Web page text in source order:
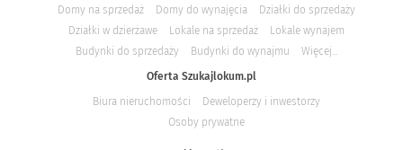
Domy na sprzedaż
Domy do wynajęcia
Działki do sprzedaży
Działki w dzierżawe
Lokale na sprzedaż
Lokale wynajem
Budynki do sprzedaży
Budynki do wynajmu
Więcej...
Oferta Szukajlokum.pl
Biura nieruchomości
Deweloperzy i inwestorzy
Osoby prywatne